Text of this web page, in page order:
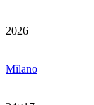
2026
Milano